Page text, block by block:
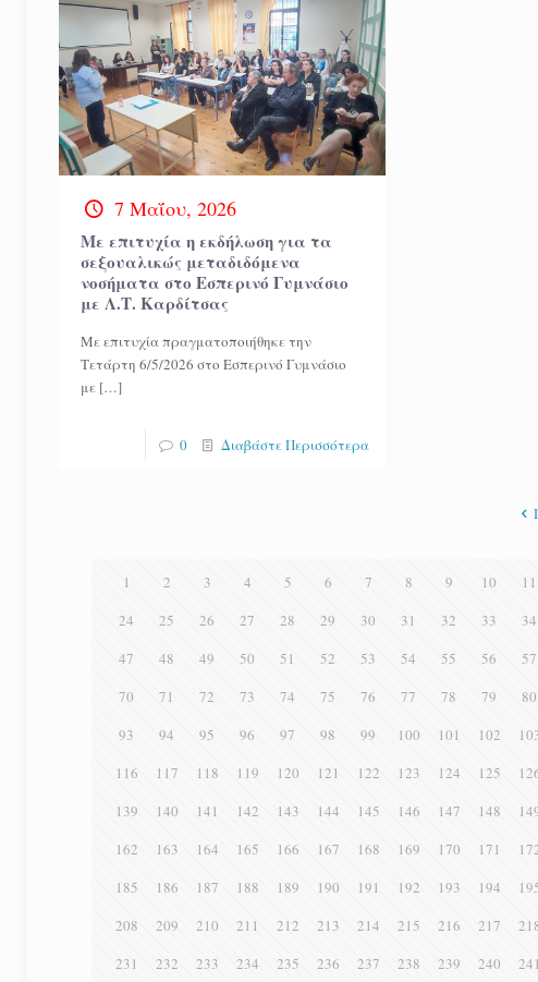
7 Μαΐου, 2026
Με επιτυχία η εκδήλωση για τα
σεξουαλικώς μεταδιδόμενα
νοσήματα στο Εσπερινό Γυμνάσιο
με Λ.Τ. Καρδίτσας
Με επιτυχία πραγματοποιήθηκε την
Τετάρτη 6/5/2026 στο Εσπερινό Γυμνάσιο
με […]
0 Διαβάστε Περισσότερα
1 2 3 4 5 6 7 8 9 10 11
24
25 26 27 28 29 30 31 32 33 34
47
48 49 50 51 52 53 54 55 56 57
70
71 72 73 74 75 76 77 78 79 80
93
94 95 96 97 98 99 100 101 102
116
117 118 119 120 121 122 123 124 125
139
140 141 142 143 144 145 146 147 148
162
163 164 165 166 167 168 169 170 171
185
186 187 188 189 190 191 192 193 194
208
209 210 211 212 213 214 215 216 217
231
232 233 234 235 236 237 238 239 240 241